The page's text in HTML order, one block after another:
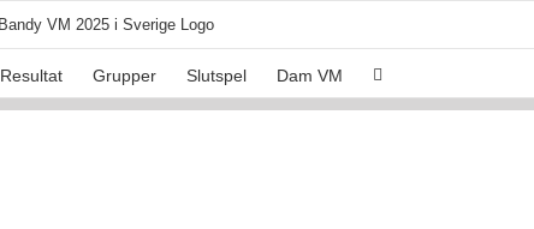
Resultat Grupper Slutspel Dam VM